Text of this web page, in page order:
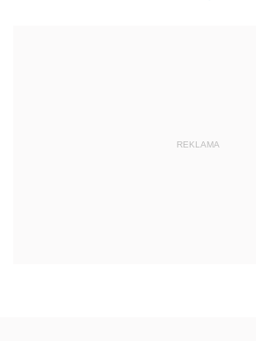
REKLAMA